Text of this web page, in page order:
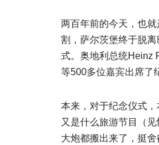
两百年前的今天，也
割，萨尔茨堡终于脱
式。奥地利总统Heinz
等500多位嘉宾出席了
本来，对于纪念仪式
又是什么旅游节目（
大炮都搬出来了，挺